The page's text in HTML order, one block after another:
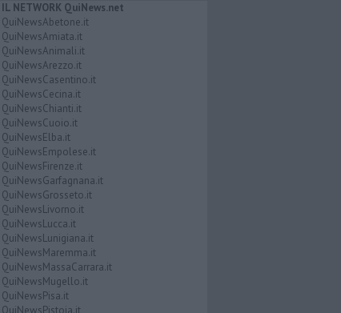
IL NETWORK QuiNews.net
QuiNewsAbetone.it
QuiNewsAmiata.it
QuiNewsAnimali.it
QuiNewsArezzo.it
QuiNewsCasentino.it
QuiNewsCecina.it
QuiNewsChianti.it
QuiNewsCuoio.it
QuiNewsElba.it
QuiNewsEmpolese.it
QuiNewsFirenze.it
QuiNewsGarfagnana.it
QuiNewsGrosseto.it
QuiNewsLivorno.it
QuiNewsLucca.it
QuiNewsLunigiana.it
QuiNewsMaremma.it
QuiNewsMassaCarrara.it
QuiNewsMugello.it
QuiNewsPisa.it